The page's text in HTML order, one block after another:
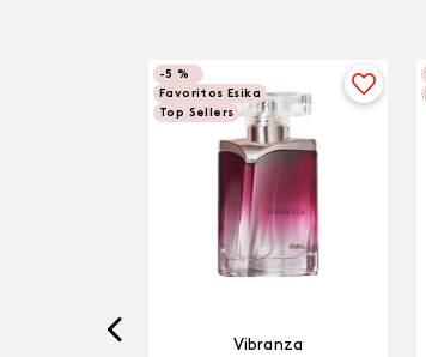
-5 %
Favoritos Esika
Top Sellers
Vibranza